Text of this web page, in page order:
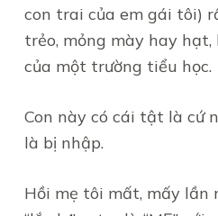
con trai của em gái tôi)
trẻo, mỏng mày hay
của một trường tiểu học.
Con này có cái tật là cứ
là bị nhập.
Hồi mẹ tôi mất, mấy